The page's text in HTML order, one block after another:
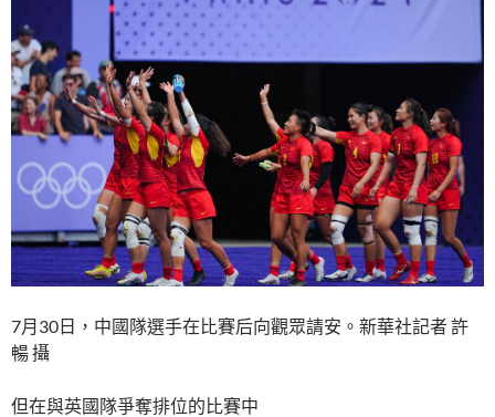
7月30日，中國隊選手在比賽后向觀眾請安。新華社記者 許
暢 攝
但在與英國隊爭奪排位的比賽中